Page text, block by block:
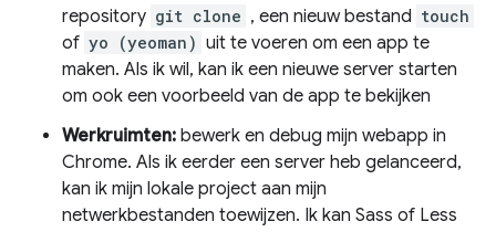
repository git clone , een nieuw bestand touch
of yo (yeoman) uit te voeren om een ​​app te
maken. Als ik wil, kan ik een nieuwe server starten
om ook een voorbeeld van de app te bekijken
Werkruimten: bewerk en debug mijn webapp in
Chrome. Als ik eerder een server heb gelanceerd,
kan ik mijn lokale project aan mijn
netwerkbestanden toewijzen. Ik kan Sass of Less